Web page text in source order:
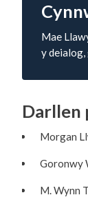
Mae
y
Darllen
Morgan
Goronwy
M. Wynn